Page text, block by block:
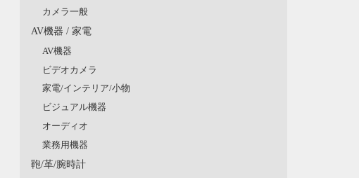
カメラ一般
AV機器 / 家電
AV機器
ビデオカメラ
家電/インテリア/小物
ビジュアル機器
オーディオ
業務用機器
鞄/革/腕時計